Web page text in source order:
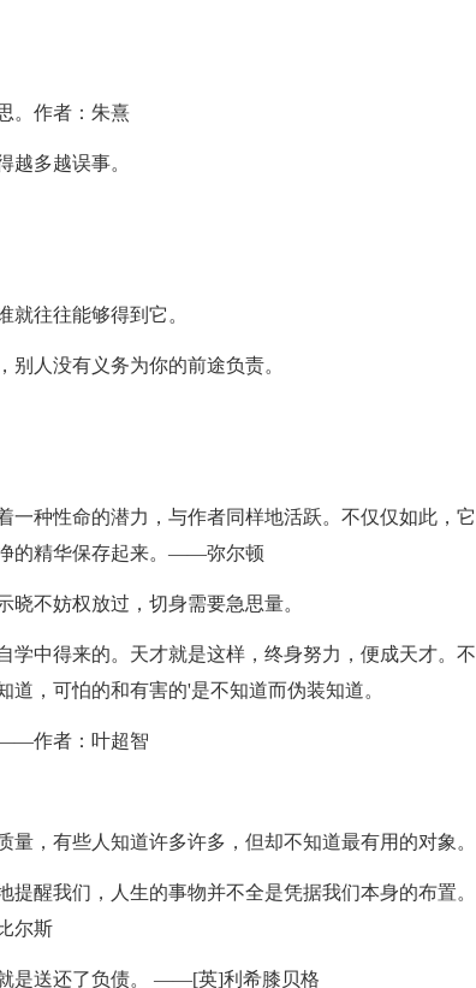
。作者：朱熹
越多越误事。
就往往能够得到它。
别人没有义务为你的前途负责。
一种性命的潜力，与作者同样地活跃。不仅仅如此，它
的精华保存起来。——弥尔顿
不妨权放过，切身需要急思量。
学中得来的。天才就是这样，终身努力，便成天才。不
，可怕的和有害的'是不知道而伪装知道。
——作者：叶超智
，有些人知道许多许多，但却不知道最有用的对象。
醒我们，人生的事物并不全是凭据我们本身的布置。
尔斯
是送还了负债。 ——[英]利希膝贝格